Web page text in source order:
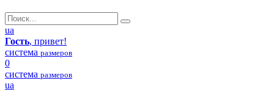
ua
Гость, привет!
система размеров
0
система размеров
ua